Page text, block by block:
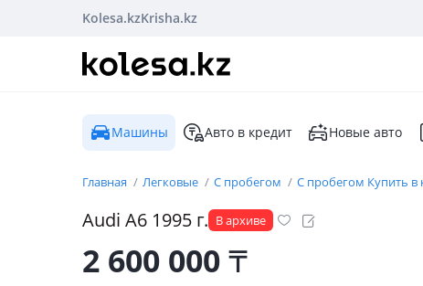
Kolesa.kzKrisha.kz
Машины Авто в кредит Новые авто
Главная Легковые С пробегом С пробегом Купить в
Audi A6 1995 г. В архиве
2 600 000₸